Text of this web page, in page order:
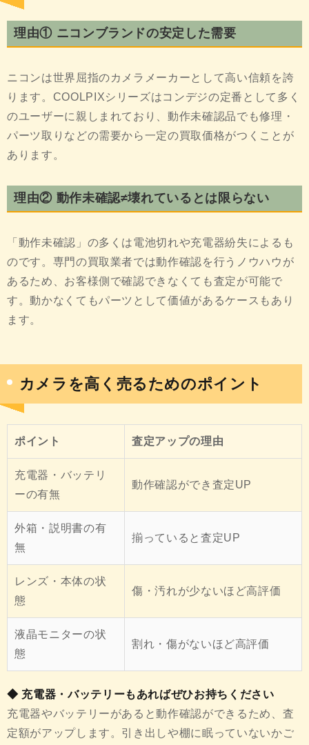
理由① ニコンブランドの安定した需要
ニコンは世界屈指のカメラメーカーとして高い信頼を誇
ります。COOLPIXシリーズはコンデジの定番として多く
のユーザーに親しまれており、動作未確認品でも修理・
パーツ取りなどの需要から一定の買取価格がつくことが
あります。
理由② 動作未確認≠壊れているとは限らない
「動作未確認」の多くは電池切れや充電器紛失によるも
のです。専門の買取業者では動作確認を行うノウハウが
あるため、お客様側で確認できなくても査定が可能で
す。動かなくてもパーツとして価値があるケースもあり
ます。
カメラを高く売るためのポイント
ポイント 査定アップの理由
充電器・バッテリ
ーの有無
動作確認ができ査定UP
外箱・説明書の有
無
揃っていると査定UP
レンズ・本体の状
態
傷・汚れが少ないほど高評価
液晶モニターの状
態
割れ・傷がないほど高評価
◆ 充電器・バッテリーもあればぜひお持ちください
充電器やバッテリーがあると動作確認ができるため、査
定額がアップします。引き出しや棚に眠っていないかご